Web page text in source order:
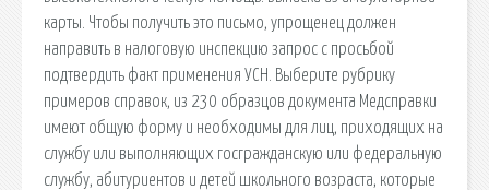
карты. Чтобы получить это письмо, упрощенец должен
направить в налоговую инспекцию запрос с просьбой
подтвердить факт применения УСН. Выберите рубрику
примеров справок, из 230 образцов документа Медсправки
имеют общую форму и необходимы для лиц, приходящих на
службу или выполняющих госгражданскую или федеральную
службу, абитуриентов и детей школьного возраста, которые